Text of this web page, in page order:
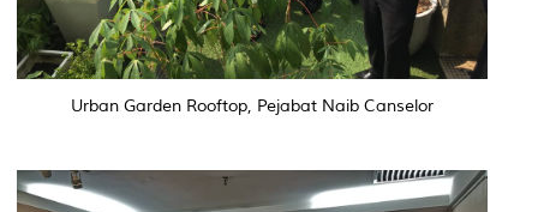
Urban Garden Rooftop, Pejabat Naib Canselor